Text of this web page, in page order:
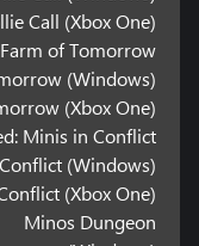
Call (Xbox One)
of Tomorrow
(Windows)
(Xbox One)
Minis in Conflict
(Windows)
(Xbox One)
Minos Dungeon